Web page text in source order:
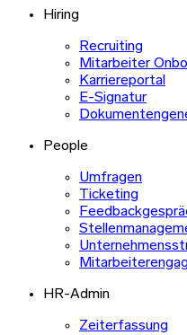
Hiring
Recruiting
Mitarbeiter
Karriereportal
E-Signatur
People
Umfragen
Ticketing
HR-Admin
Zeiterfassung